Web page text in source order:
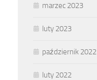
marzec 2023
luty 2023
październik 2022
luty 2022